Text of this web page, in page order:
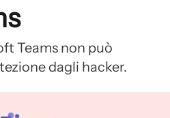
Teams non può
dagli hacker.